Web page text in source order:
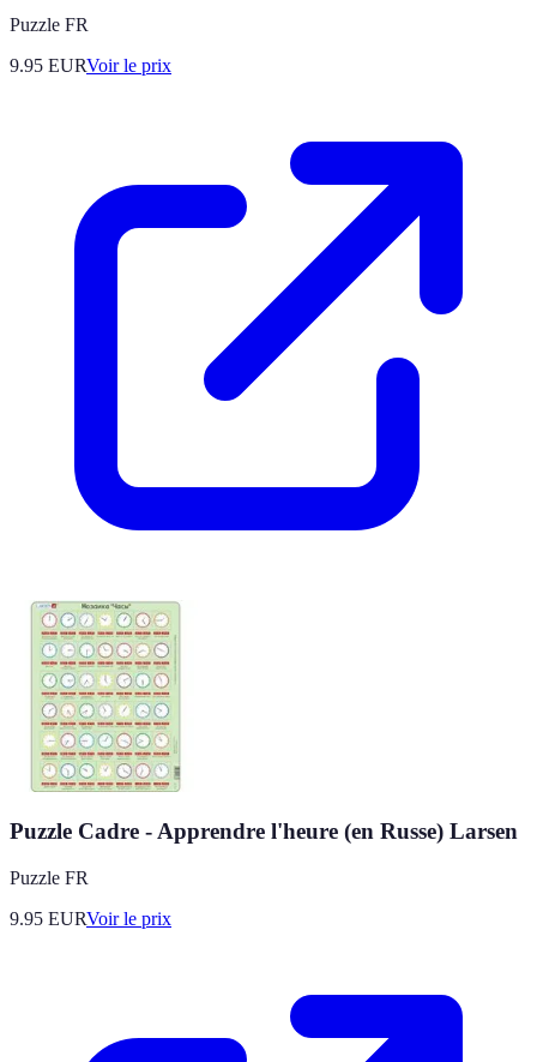
Puzzle FR
9.95 EURVoir le prix
Puzzle Cadre - Apprendre l'heure (en Russe) Larsen
Puzzle FR
9.95 EURVoir le prix